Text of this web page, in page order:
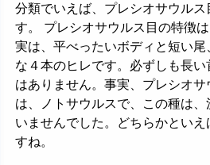
分類でいえば、プレシオサウルス
す。 プレシオサウルス目の特徴
実は、平べったいボディと短い尾
な４本のヒレです。必ずしも長
はありません。事実、プレシオ
は、ノトサウルスで、この種は
いませんでした。どちらかとい
すね。